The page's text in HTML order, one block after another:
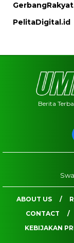
PelitaDigital.id
Berita
ABOUT US
CONTACT
KEBIJAKAN